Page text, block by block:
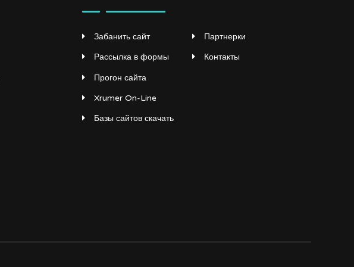
Забанить сайт
Рассылка в формы
Прогон сайта
Xrumer On-Line
Базы сайтов скачать
Партнерки
Контакты